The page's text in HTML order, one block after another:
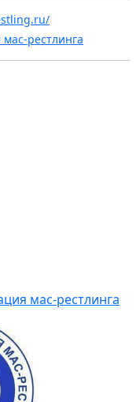
рестлинга
мас-рестлинга